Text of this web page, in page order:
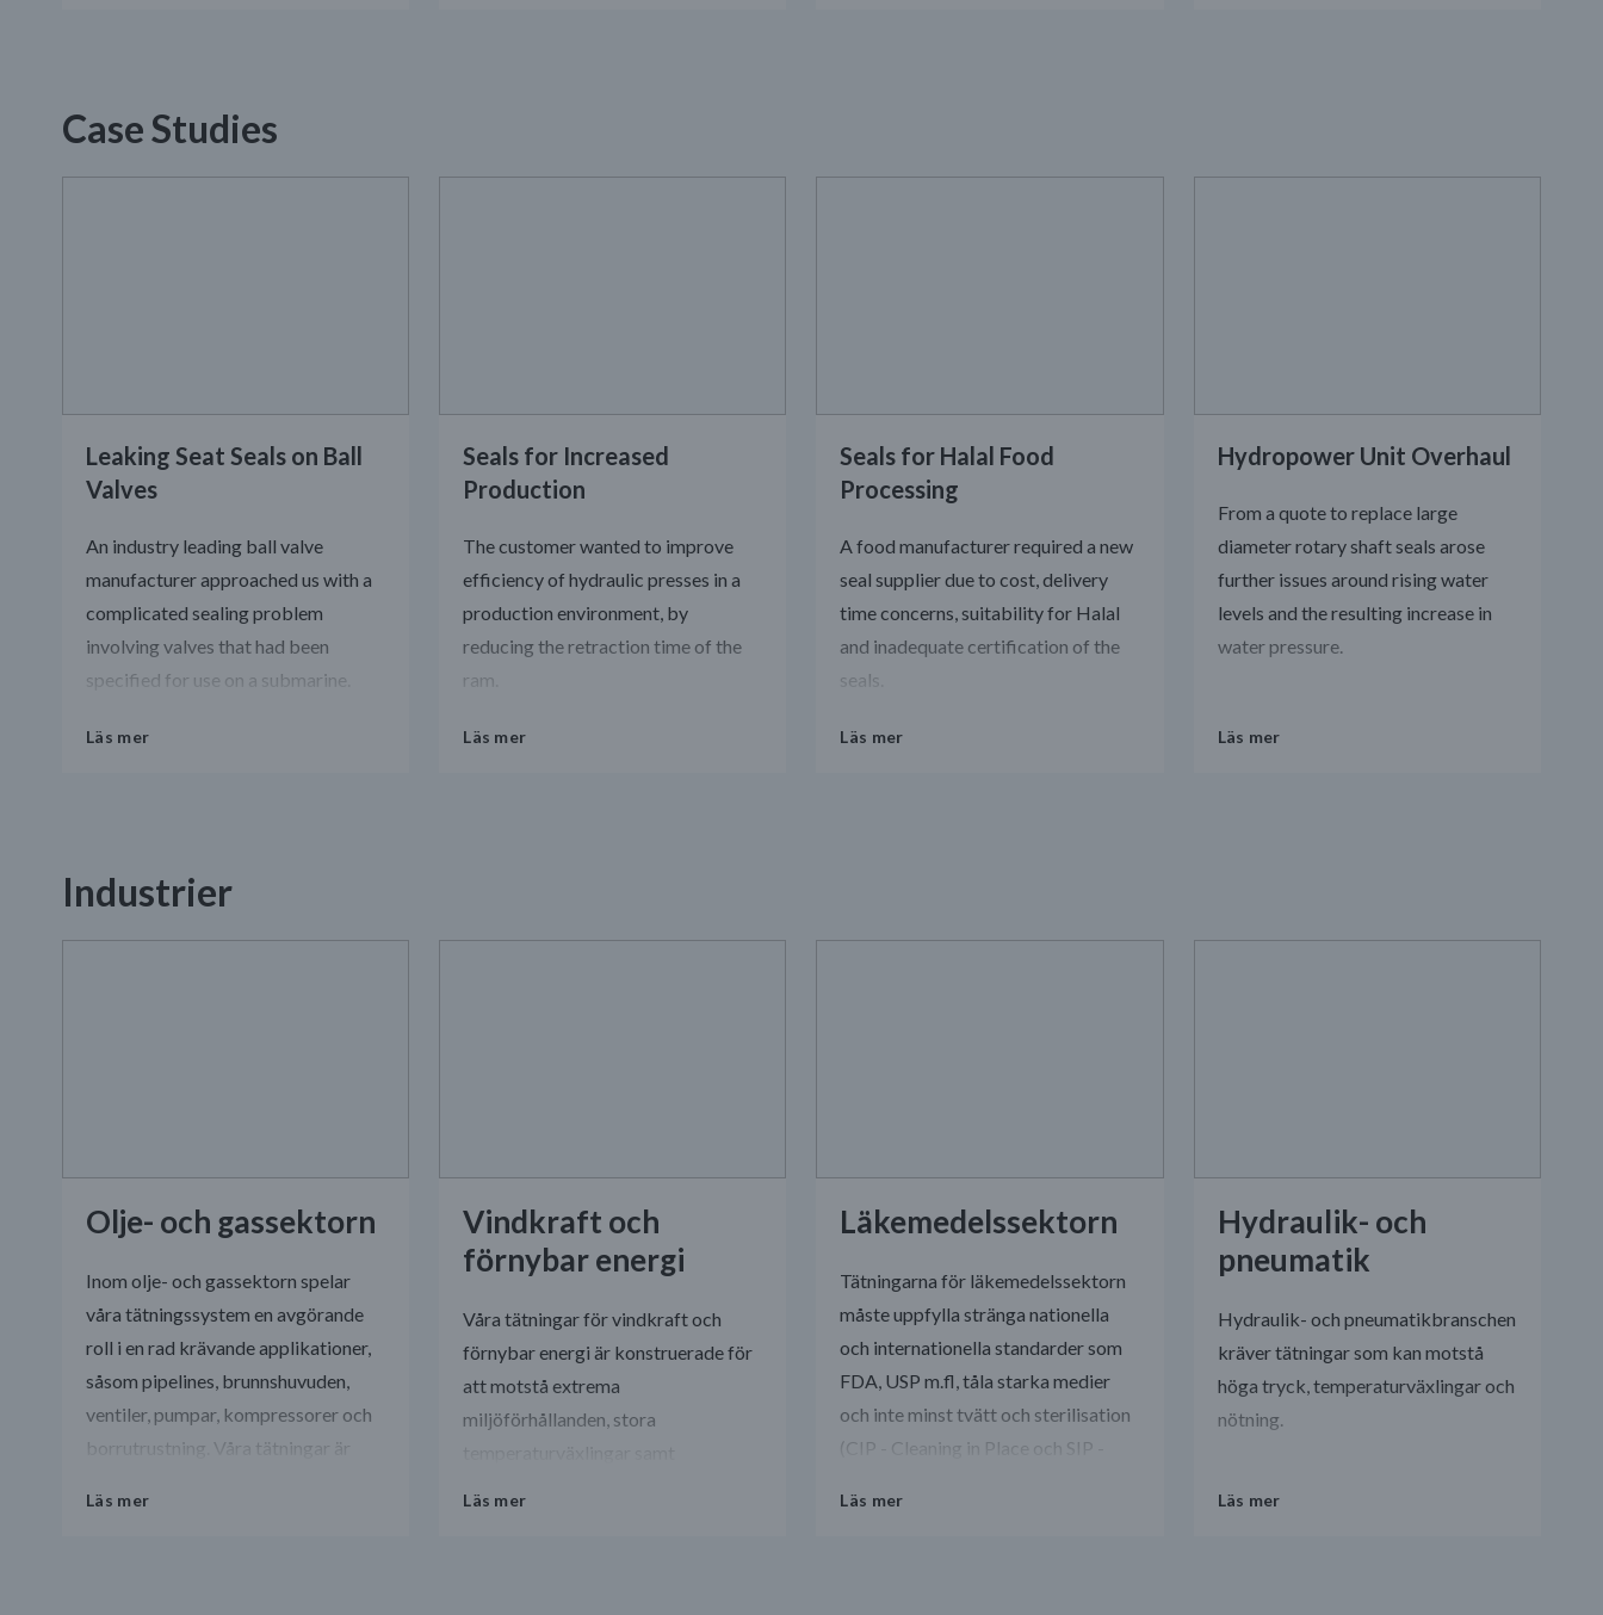
Case Studies
Leaking Seat Seals on Ball
Valves
An industry leading ball valve
manufacturer approached us with a
complicated sealing problem
involving valves that had been
specified for use on a submarine.
Läs mer
Seals for Increased
Production
The customer wanted to improve
efficiency of hydraulic presses in a
production environment, by
reducing the retraction time of the
ram.
Läs mer
Seals for Halal Food
Processing
A food manufacturer required a new
seal supplier due to cost, delivery
time concerns, suitability for Halal
and inadequate certification of the
seals.
Läs mer
Hydropower Unit Overhaul
From a quote to replace large
diameter rotary shaft seals arose
further issues around rising water
levels and the resulting increase in
water pressure.
Läs mer
Industrier
Olje- och gassektorn
Inom olje- och gassektorn spelar
våra tätningssystem en avgörande
roll i en rad krävande applikationer,
såsom pipelines, brunnshuvuden,
ventiler, pumpar, kompressorer och
borrutrustning. Våra tätningar är
påfrestningar, inklusive höga tryck,
Läs mer
Vindkraft och
förnybar energi
Våra tätningar för vindkraft och
förnybar energi är konstruerade för
att motstå extrema
miljöförhållanden, stora
Läs mer
Läkemedelssektorn
Tätningarna för läkemedelssektorn
måste uppfylla stränga nationella
och internationella standarder som
FDA, USP m.fl, tåla starka medier
och inte minst tvätt och sterilisation
(CIP - Cleaning in Place och SIP -
Läs mer
Hydraulik- och
pneumatik
Hydraulik- och pneumatikbranschen
kräver tätningar som kan motstå
höga tryck, temperaturväxlingar och
nötning.
Läs mer